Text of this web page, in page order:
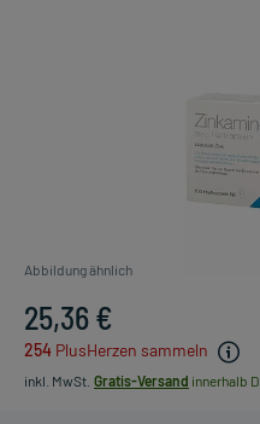
Abbildung ähnlich
25,36 €
254 PlusHerzen sammeln
inkl. MwSt. Gratis-Versand innerhalb D.